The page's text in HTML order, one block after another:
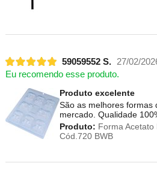
59059552 S.
27/02/
Eu recomendo esse produto.
Produto excelente
São as melhores formas
mercado. Qualidade
Produto: Forma
Cód.720 BWB